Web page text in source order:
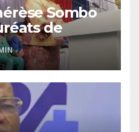
Sombo
de
leurs
service de